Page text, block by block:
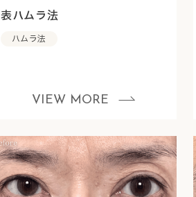
表ハムラ法
ハムラ法
VIEW MORE